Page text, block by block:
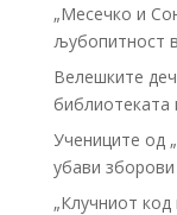
„Месечко и
љубопитност
Велешките
библиотеката
Учениците од
убави
„Клучниот